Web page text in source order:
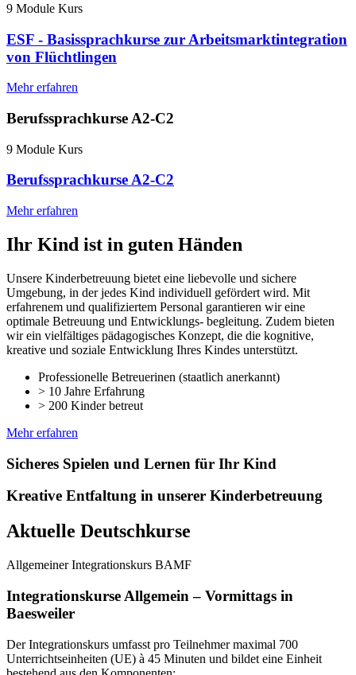
9 Module Kurs
ESF - Basissprachkurse zur Arbeitsmarktintegration
von Flüchtlingen
Mehr erfahren
Berufssprachkurse A2-C2
9 Module Kurs
Berufssprachkurse A2-C2
Mehr erfahren
Ihr Kind ist in guten Händen
Unsere Kinderbetreuung bietet eine liebevolle und sichere
Umgebung, in der jedes Kind individuell gefördert wird. Mit
erfahrenem und qualifiziertem Personal garantieren wir eine
optimale Betreuung und Entwicklungs- begleitung. Zudem bieten
wir ein vielfältiges pädagogisches Konzept, die die kognitive,
kreative und soziale Entwicklung Ihres Kindes unterstützt.
Professionelle Betreuerinen (staatlich anerkannt)
> 10 Jahre Erfahrung
> 200 Kinder betreut
Mehr erfahren
Sicheres Spielen und Lernen für Ihr Kind
Kreative Entfaltung in unserer Kinderbetreuung
Aktuelle Deutschkurse
Allgemeiner Integrationskurs BAMF
Integrationskurse Allgemein – Vormittags in
Baesweiler
Der Integrationskurs umfasst pro Teilnehmer maximal 700
Unterrichtseinheiten (UE) à 45 Minuten und bildet eine Einheit